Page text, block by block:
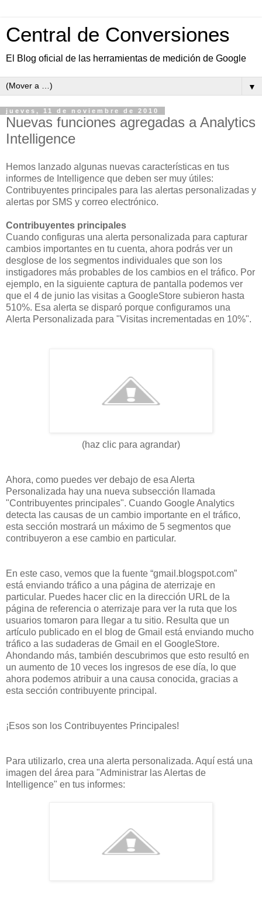
Central de Conversiones
El Blog oficial de las herramientas de medición de Google
▼
jueves, 11 de noviembre de 2010
Nuevas funciones agregadas a Analytics
Intelligence
Hemos lanzado algunas nuevas características en tus
informes de Intelligence que deben ser muy útiles:
Contribuyentes principales para las alertas personalizadas y
alertas por SMS y correo electrónico.
Contribuyentes principales
Cuando configuras una alerta personalizada para capturar
cambios importantes en tu cuenta, ahora podrás ver un
desglose de los segmentos individuales que son los
instigadores más probables de los cambios en el tráfico. Por
ejemplo, en la siguiente captura de pantalla podemos ver
que el 4 de junio las visitas a GoogleStore subieron hasta
510%. Esa alerta se disparó porque configuramos una
Alerta Personalizada para "Visitas incrementadas en 10%".
(haz clic para agrandar)
Ahora, como puedes ver debajo de esa Alerta
Personalizada hay una nueva subsección llamada
"Contribuyentes principales". Cuando Google Analytics
detecta las causas de un cambio importante en el tráfico,
esta sección mostrará un máximo de 5 segmentos que
contribuyeron a ese cambio en particular.
En este caso, vemos que la fuente “gmail.blogspot.com”
está enviando tráfico a una página de aterrizaje en
particular. Puedes hacer clic en la dirección URL de la
página de referencia o aterrizaje para ver la ruta que los
usuarios tomaron para llegar a tu sitio. Resulta que un
artículo publicado en el blog de Gmail está enviando mucho
tráfico a las sudaderas de Gmail en el GoogleStore.
Ahondando más, también descubrimos que esto resultó en
un aumento de 10 veces los ingresos de ese día, lo que
ahora podemos atribuir a una causa conocida, gracias a
esta sección contribuyente principal.
¡Esos son los Contribuyentes Principales!
Para utilizarlo, crea una alerta personalizada. Aquí está una
imagen del área para "Administrar las Alertas de
Intelligence" en tus informes: